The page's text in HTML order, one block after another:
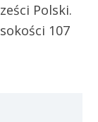
Polski.
107